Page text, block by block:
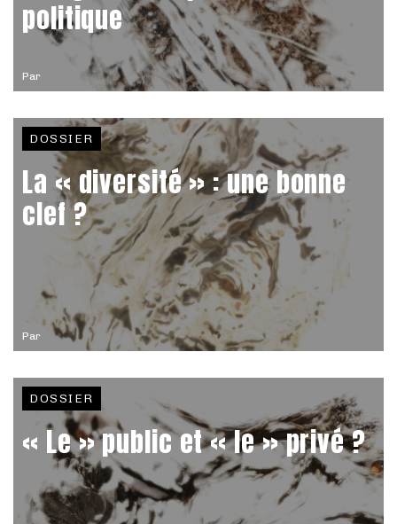
Par
politique
Par
DOSSIER
La « diversité » : une bonne
clef ?
DOSSIER
« Le » public et « le » privé ?